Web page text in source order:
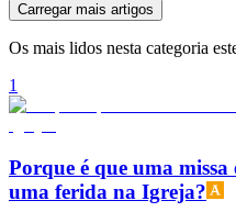
Carregar mais artigos
Os mais lidos nesta categoria
1
Porque é que uma
uma ferida na Igreja?